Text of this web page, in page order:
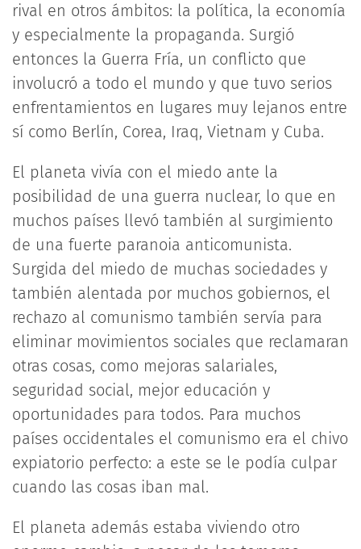
rival en otros ámbitos: la política, la economía
y especialmente la propaganda. Surgió
entonces la Guerra Fría, un conflicto que
involucró a todo el mundo y que tuvo serios
enfrentamientos en lugares muy lejanos entre
sí como Berlín, Corea, Iraq, Vietnam y Cuba.
El planeta vivía con el miedo ante la
posibilidad de una guerra nuclear, lo que en
muchos países llevó también al surgimiento
de una fuerte paranoia anticomunista.
Surgida del miedo de muchas sociedades y
también alentada por muchos gobiernos, el
rechazo al comunismo también servía para
eliminar movimientos sociales que reclamaran
otras cosas, como mejoras salariales,
seguridad social, mejor educación y
oportunidades para todos. Para muchos
países occidentales el comunismo era el chivo
expiatorio perfecto: a este se le podía culpar
cuando las cosas iban mal.
El planeta además estaba viviendo otro